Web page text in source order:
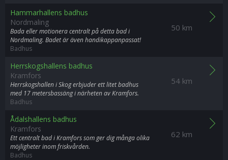
50 km
Hammarhallens badhus
Nordmaling
Bada eller motionera centralt på detta bad i
Nordmaling. Badet är även handikappanpassat!
Badhus
54 km
Herrskogshallens badhus
Kramfors
Herrskogshallen i Skog erbjuder ett litet badhus
med 17 metersbassäng i närheten av Kramfors.
Badhus
62 km
Ådalshallens badhus
Kramfors
Ett centralt bad i Kramfors som ger dig många olika
möjligheter inom friskvården.
Badhus